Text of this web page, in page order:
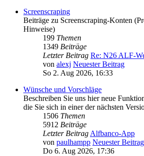
Screenscraping
Beiträge zu Screenscraping-Konten
Hinweise)
199 Themen
1349 Beiträge
Letzter Beitrag Re: N26 ALF-
von alexj Neuester Beitrag
So 2. Aug 2026, 16:33
Wünsche und Vorschläge
Beschreiben Sie uns hier neue
die Sie sich in einer der nächsten
1506 Themen
5912 Beiträge
Letzter BeitragAlfbanco-App
von paulhampp Neuester Beitrag
Do 6. Aug 2026, 17:36